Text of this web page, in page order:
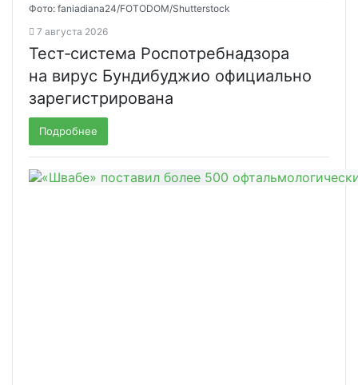
Фото: faniadiana24/FOTODOM/Shutterstock
7 августа 2026
Тест‑система Роспотребнадзора
на вирус Бундибуджио официально
зарегистрирована
Подробнее